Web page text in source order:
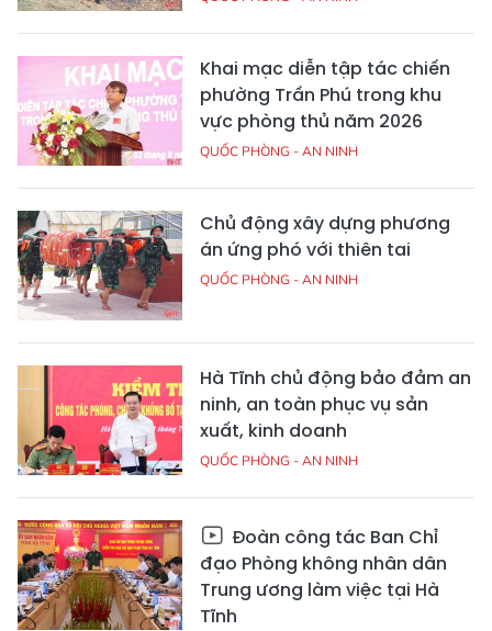
Khai mạc diễn tập tác chiến
phường Trần Phú trong khu
vực phòng thủ năm 2026
QUỐC PHÒNG - AN NINH
Chủ động xây dựng phương
án ứng phó với thiên tai
QUỐC PHÒNG - AN NINH
Hà Tĩnh chủ động bảo đảm an
ninh, an toàn phục vụ sản
xuất, kinh doanh
QUỐC PHÒNG - AN NINH
Đoàn công tác Ban Chỉ
đạo Phòng không nhân dân
Trung ương làm việc tại Hà
Tĩnh